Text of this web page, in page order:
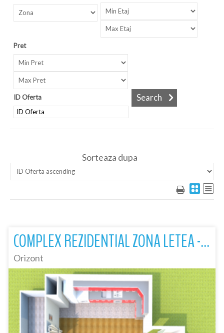
Pret
ID Oferta
Sorteaza dupa
COMPLEX REZIDENTIAL ZONA LETEA - GARSONIERA DE VANZARE
Orizont